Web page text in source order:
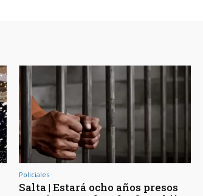
Policiales
Salta | Estará ocho años presos